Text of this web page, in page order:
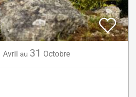
Avril au 31 Octobre